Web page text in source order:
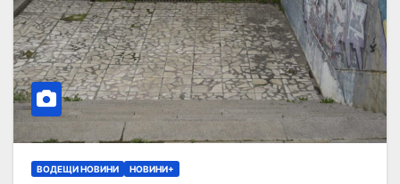
ВОДЕЩИ НОВИНИ НОВИНИ+